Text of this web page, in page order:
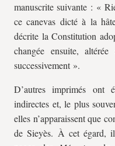
manuscrite suivante : «
ce canevas dicté à la
décrite la Constitution
changée ensuite,
successivement ».
D’autres imprimés ont
indirectes et, le plus
elles n’apparaissent que
de Sieyès. À cet égard,